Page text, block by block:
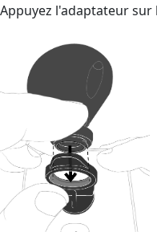
Appuyez l'adaptateur